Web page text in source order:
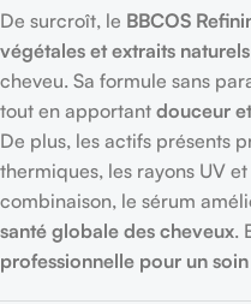
De surcroît, le BBCOS
végétales et extraits naturels
cheveu. Sa formule sans
tout en apportant douceur
De plus, les actifs présents
thermiques, les rayons UV
combinaison, le sérum
santé globale des cheveux.
professionnelle pour un